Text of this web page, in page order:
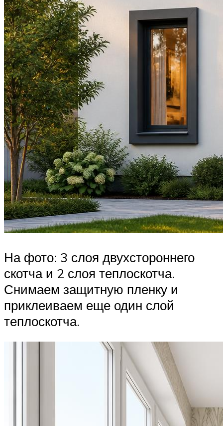
На фото: 3 слоя двухстороннего
скотча и 2 слоя теплоскотча.
Снимаем защитную пленку и
приклеиваем еще один слой
теплоскотча.